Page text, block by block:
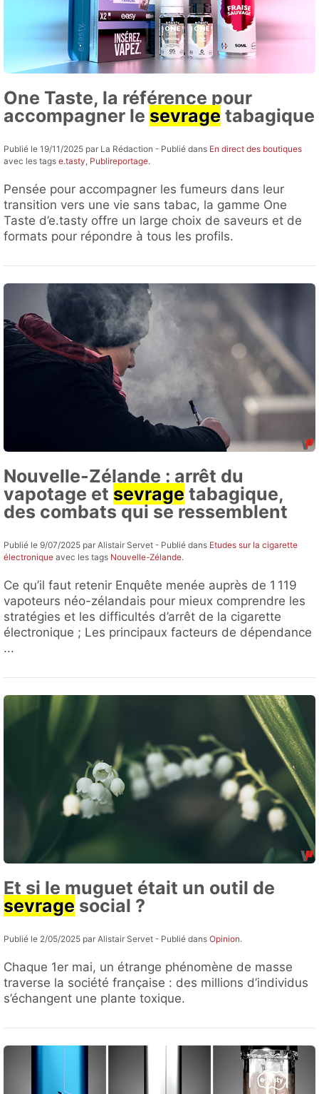
One Taste, la référence pour
accompagner le sevrage tabagique
Publié le 19/11/2025 par La Rédaction - Publié dans En direct des boutiques
avec les tags e.tasty, Publireportage.
Pensée pour accompagner les fumeurs dans leur
transition vers une vie sans tabac, la gamme One
Taste d’e.tasty offre un large choix de saveurs et de
formats pour répondre à tous les profils.
Nouvelle-Zélande : arrêt du
vapotage et sevrage tabagique,
des combats qui se ressemblent
Publié le 9/07/2025 par Alistair Servet - Publié dans Etudes sur la cigarette
électronique avec les tags Nouvelle-Zélande.
Ce qu’il faut retenir Enquête menée auprès de 1 119
vapoteurs néo-zélandais pour mieux comprendre les
stratégies et les difficultés d’arrêt de la cigarette
électronique ; Les principaux facteurs de dépendance
...
Et si le muguet était un outil de
sevrage social ?
Publié le 2/05/2025 par Alistair Servet - Publié dans Opinion.
Chaque 1er mai, un étrange phénomène de masse
traverse la société française : des millions d’individus
s’échangent une plante toxique.